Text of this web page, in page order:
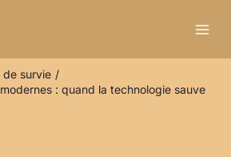
de survie
: quand la technologie sauve